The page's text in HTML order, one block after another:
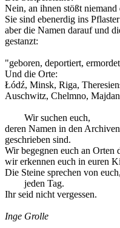
Nein, an ihnen stößt niemand
Sie sind ebenerdig ins
aber die Namen darauf und
gestanzt:
"geboren, deportiert,
Und die Orte:
Łódź, Minsk, Riga,
Auschwitz, Chelmno,
Wir suchen euch,
deren Namen in den
geschrieben sind.
Wir begegnen euch an Orten
wir erkennen euch in euren
Die Steine sprechen von euch,
jeden Tag.
Ihr seid nicht vergessen.
Inge Grolle